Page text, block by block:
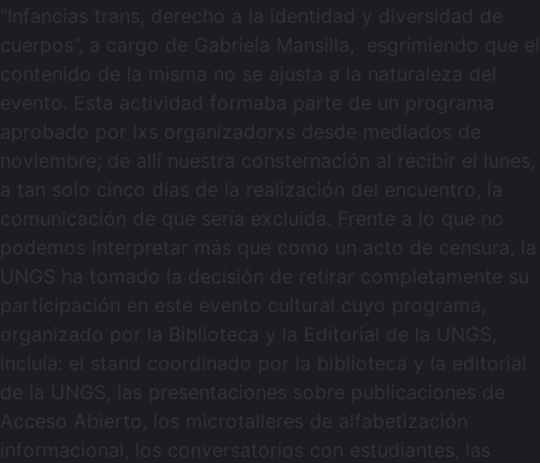
“Infancias trans, derecho a la identidad y diversidad de
cuerpos”, a cargo de Gabriela Mansilla, esgrimiendo que el
contenido de la misma no se ajusta a la naturaleza del
evento. Esta actividad formaba parte de un programa
aprobado por lxs organizadorxs desde mediados de
noviembre; de allí nuestra consternación al recibir el lunes,
a tan solo cinco días de la realización del encuentro, la
comunicación de que sería excluida. Frente a lo que no
podemos interpretar más que como un acto de censura, la
UNGS ha tomado la decisión de retirar completamente su
participación en este evento cultural cuyo programa,
organizado por la Biblioteca y la Editorial de la UNGS,
incluía: el stand coordinado por la biblioteca y la editorial
de la UNGS, las presentaciones sobre publicaciones de
Acceso Abierto, los microtalleres de alfabetización
informacional, los conversatorios con estudiantes, las